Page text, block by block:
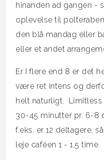
hinanden ad gangen -
oplevelse til
den blå mandag eller
eller et andet
Er I flere end 8 er det
være ret intens og
helt naturligt.
30-45 minutter pr. 6-8
f.eks. er 12 deltagere,
leje caféen 1 - 1,5 time.